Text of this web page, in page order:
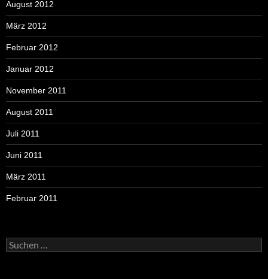
August 2012
März 2012
Februar 2012
Januar 2012
November 2011
August 2011
Juli 2011
Juni 2011
März 2011
Februar 2011
Suchen
nach: